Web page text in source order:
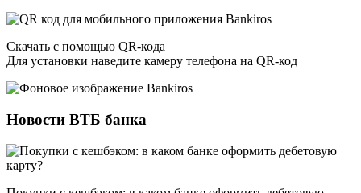
Скачать с помощью QR‑кода
Для установки наведите камеру телефона на QR‑код
Новости ВТБ банка